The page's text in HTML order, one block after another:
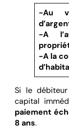
-Au
-A
-A la
Si le
capital
paiement
8 ans.